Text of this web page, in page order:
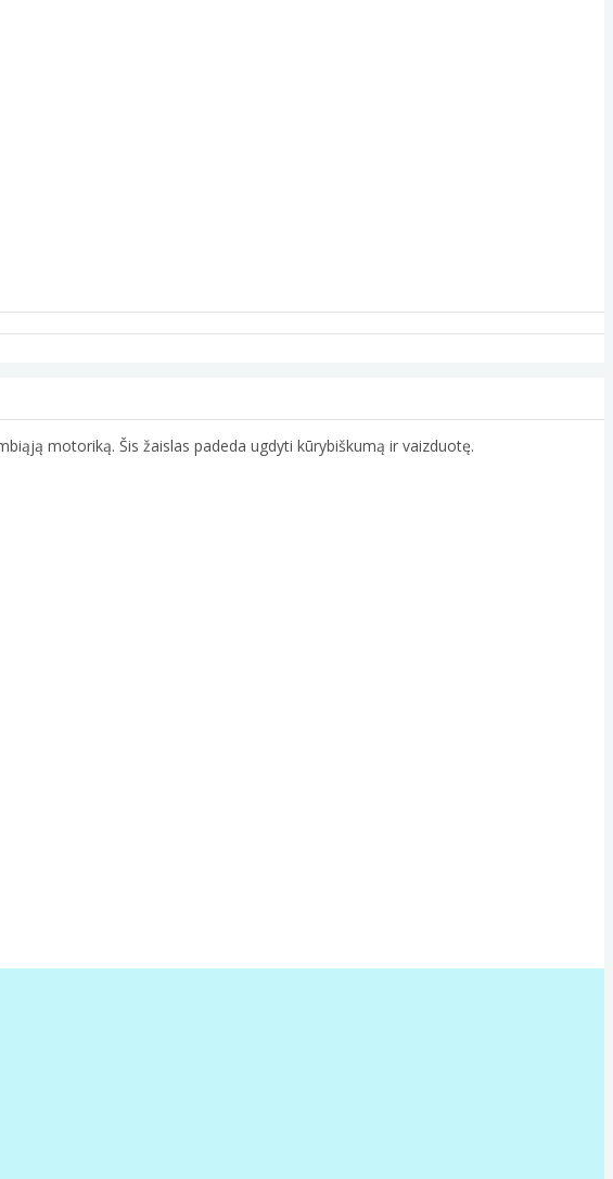
motoriką. Šis žaislas padeda ugdyti kūrybiškumą ir vaizduotę.